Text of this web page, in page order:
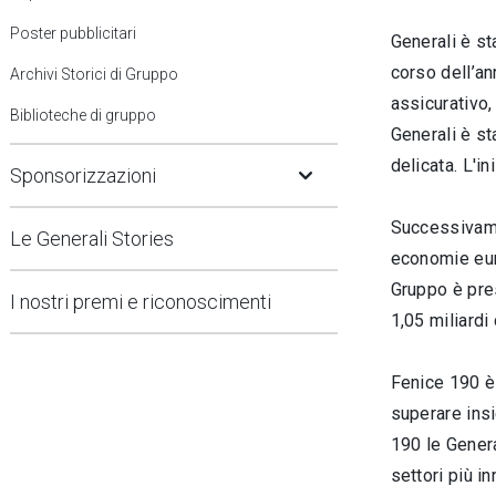
Poster pubblicitari
Archivi Storici di Gruppo
Biblioteche di gruppo
Sponsorizzazioni Open Submenu
Le Generali Stories
I nostri premi e riconoscimenti
Generali è
corso
Generali è
delicata.
economie
Gruppo è
1,05
Fenice 190
superare
190 le
settori più